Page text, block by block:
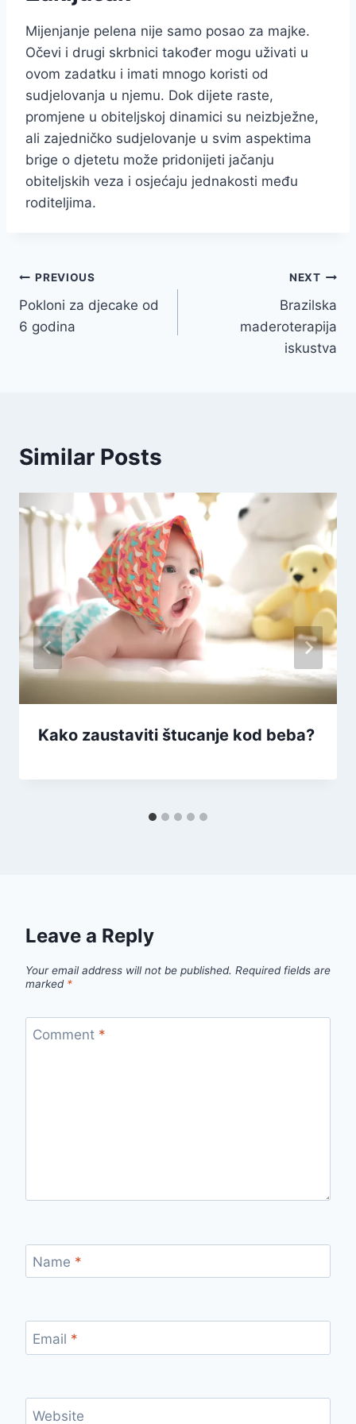
Mijenjanje pelena nije samo posao za majke.
Očevi i drugi skrbnici također mogu uživati u
ovom zadatku i imati mnogo koristi od
sudjelovanja u njemu. Dok dijete raste,
promjene u obiteljskoj dinamici su neizbježne,
ali zajedničko sudjelovanje u svim aspektima
brige o djetetu može pridonijeti jačanju
obiteljskih veza i osjećaju jednakosti među
roditeljima.
Post
navigation
PREVIOUS
Pokloni za djecake od
6 godina
NEXT
Brazilska
maderoterapija
iskustva
Similar Posts
Kako zaustaviti štucanje kod beba?
Leave a Reply
Your email address will not be published. Required fields are
marked *
Comment *
Name *
Email *
Website